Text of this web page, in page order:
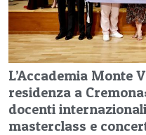
L’Accademia Monte
residenza a
docenti
masterclass e